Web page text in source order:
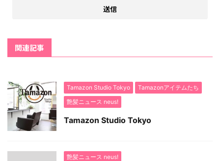
関連記事
Tamazon Studio Tokyo
Tamazonアイテムたち
艶髪ニュース neus!
Tamazon Studio Tokyo
艶髪ニュース neus!